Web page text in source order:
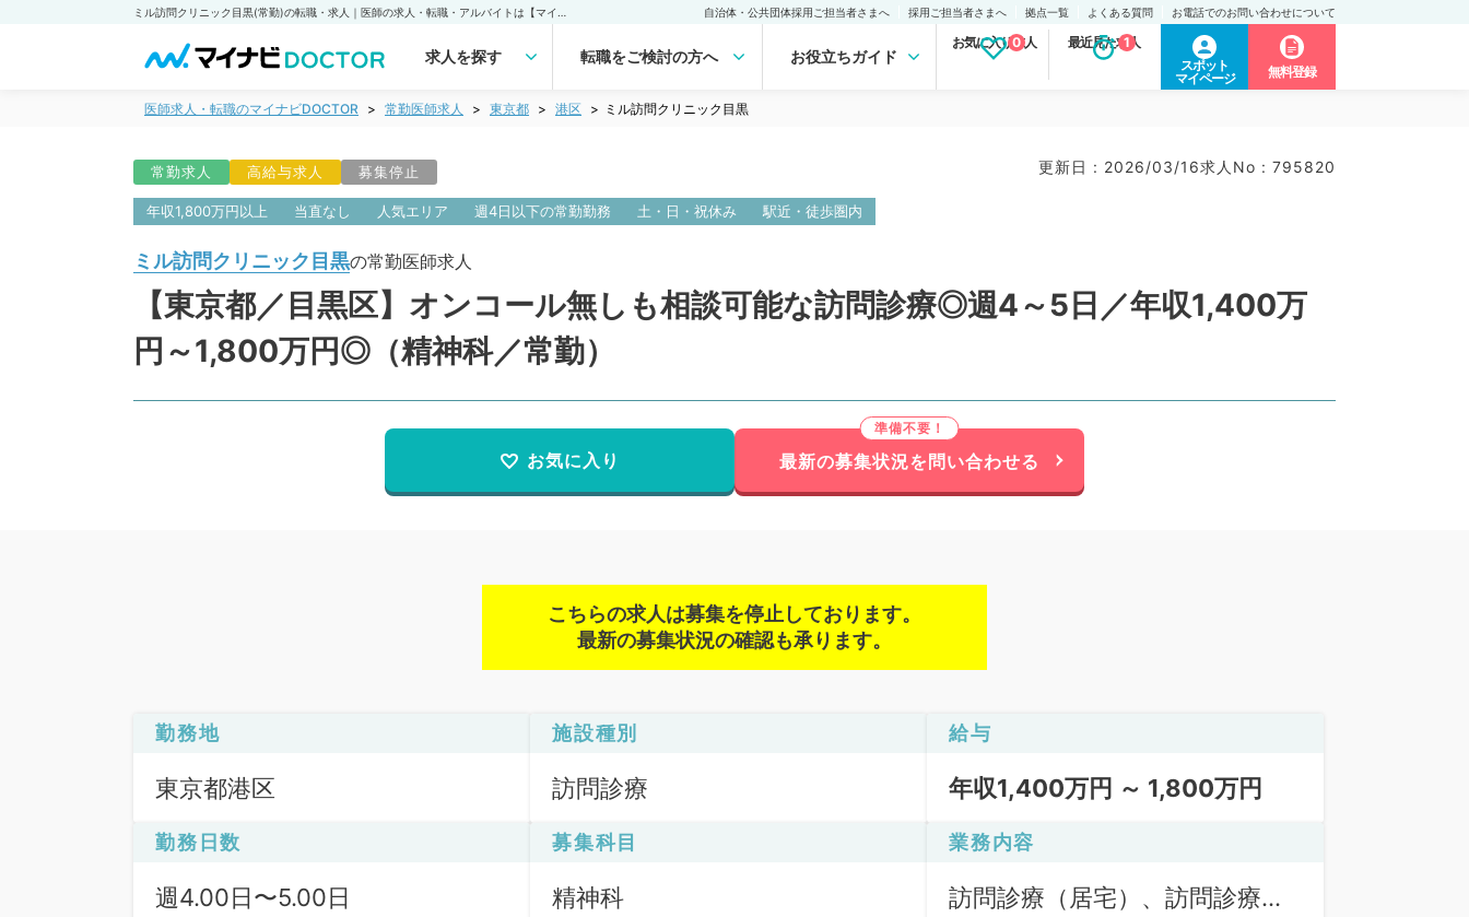
自治体・公共団体採用ご担当者さまへ 採用ご担当者さまへ 拠点一覧 よくある質問 お電話でのお問い合わせについて
求人を探す 転職をご検討の方へ お役立ちガイド
お気に入り求人
0 最近見た求人
1
スポット
マイページ
無料登録
医師求人・転職のマイナビDOCTOR 常勤医師求人 東京都 港区 ミル訪問クリニック目黒
常勤求人 高給与求人 募集停止 更新日 : 2026/03/16求人No : 795820
年収1,800万円以上 当直なし 人気エリア 週4日以下の常勤勤務 土・日・祝休み 駅近・徒歩圏内
ミル訪問クリニック目黒の常勤医師求人
【東京都／目黒区】オンコール無しも相談可能な訪問診療◎週4～5日／年収1,400万
円～1,800万円◎（精神科／常勤）
お気に入り 最新の募集状況を問い合わせる
こちらの求人は募集を停止しております。
最新の募集状況の確認も承ります。
勤務地
東京都港区
施設種別
訪問診療
給与
年収1,400万円 ～ 1,800万円
勤務日数
週4.00日〜5.00日
募集科目
精神科
業務内容
訪問診療（居宅）、訪問診療